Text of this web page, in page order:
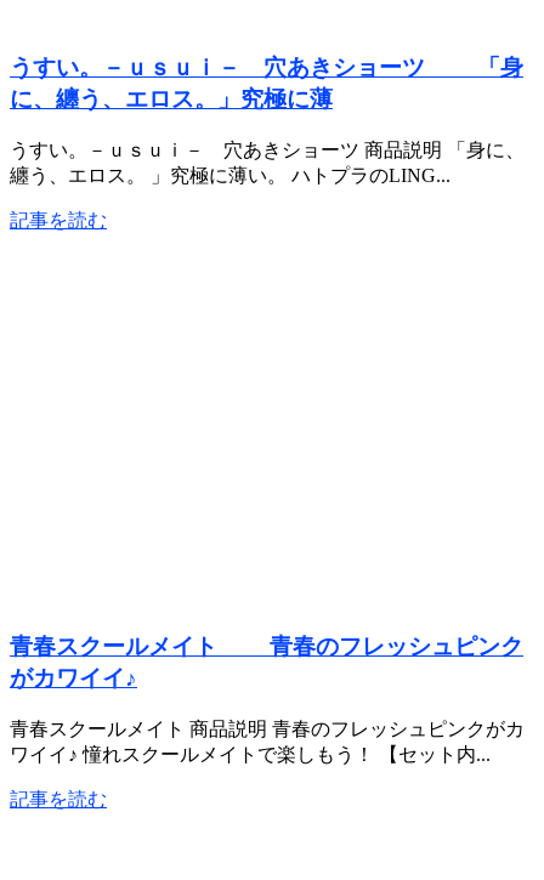
うすい。－ｕｓｕｉ－ 穴あきショーツ 「身
に、纏う、エロス。」究極に薄
うすい。－ｕｓｕｉ－ 穴あきショーツ 商品説明 「身に、
纏う、エロス。 」究極に薄い。 ハトプラのLING...
記事を読む
青春スクールメイト 青春のフレッシュピンク
がカワイイ♪
青春スクールメイト 商品説明 青春のフレッシュピンクがカ
ワイイ♪ 憧れスクールメイトで楽しもう！ 【セット内...
記事を読む